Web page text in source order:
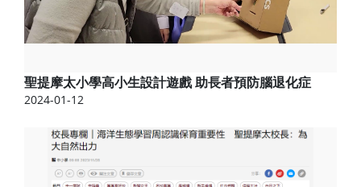
聖提摩太小學高小生設計遊戲 助長者預防腦退化症
2024-01-12